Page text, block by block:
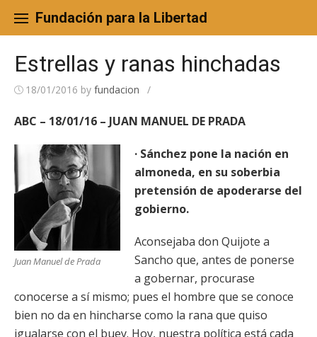
content
Fundación para la Libertad
Estrellas y ranas hinchadas
18/01/2016 by fundacion /
ABC – 18/01/16 – JUAN MANUEL DE PRADA
Juan Manuel de Prada
· Sánchez pone la nación en
almoneda, en su soberbia
pretensión de apoderarse del
gobierno.
Aconsejaba don Quijote a
Sancho que, antes de ponerse
a gobernar, procurase
conocerse a sí mismo; pues el hombre que se conoce
bien no da en hincharse como la rana que quiso
igualarse con el buey. Hoy, nuestra política está cada